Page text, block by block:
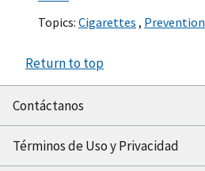
Topics: Cigarettes , Prevention
Return to top
Contáctanos
Términos de Uso y Privacidad